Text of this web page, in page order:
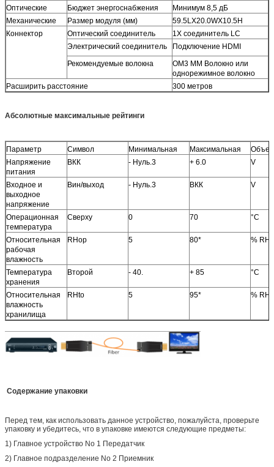
Оптические
Бюджет энергоснабжения
Минимум 8,5 дБ
Механические
Размер модуля (мм)
59.5LX20.0WX10.5H
Коннектор
Оптический соединитель
1X соединитель LC
Электрический соединитель
Подключение HDMI
Рекомендуемые волокна
OM3 MM Волокно или
однорежимное волокно
Расширить расстояние
300 метров
Абсолютные максимальные рейтинги
Параметр Символ Минимальная Максимальная
Напряжение
питания
ВКК - Нуль.3 + 6.0 V
Входное и
выходное
напряжение
Вин/выход - Нуль.3 ВКК V
Операционная
температура
Сверху 0 70 °C
Относительная
рабочая
влажность
RHop 5 80* % RH
Температура
хранения
Второй - 40. + 85 °C
Относительная
влажность
хранилища
RHto 5 95* % RH
Содержание упаковки
Перед тем, как использовать данное устройство, пожалуйста, проверьте
упаковку и убедитесь, что в упаковке имеются следующие предметы:
1) Главное устройство No 1 Передатчик
2) Главное подразделение No 2 Приемник